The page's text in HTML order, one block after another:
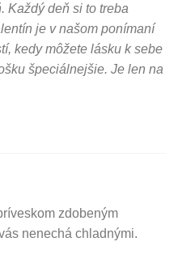
Každý deň si to treba
je v našom ponímaní
kedy môžete lásku k sebe
špeciálnejšie. Je len na
zdobeným
nenechá chladnými.